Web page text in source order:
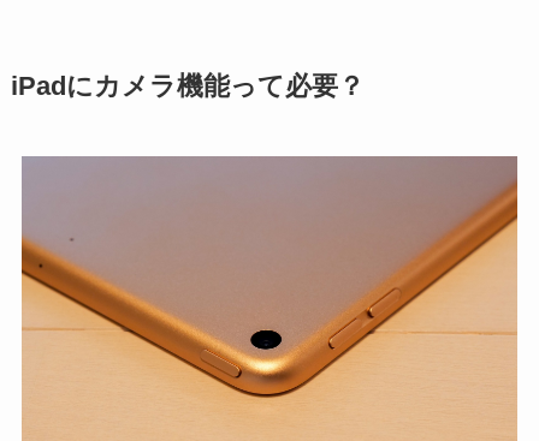
iPadにカメラ機能って必要？